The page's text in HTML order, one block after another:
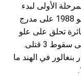
5 أعوام في المرحلة الأولى لبدء
عمل الطائرة. ووقع الأول في حزيران/يونيو 1988 على مدرج
تحلق على علو
منخفض جدا خلال رحلة تجريبية، ما أدى إلى سقوط 3 قتلى.
في الهند ما